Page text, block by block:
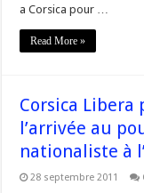
a Corsica pour …
Read More »
Corsica
l’arrivée au
nationaliste à
28 septembre 2011